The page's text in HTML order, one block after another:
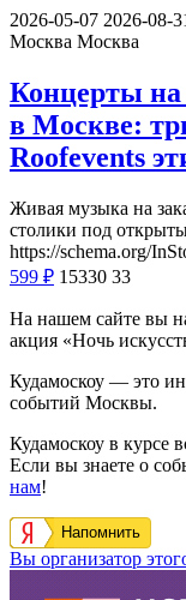
2026-05-07 2026-08-
Москва Москва
Концерты
в Москве:
Roofevents
Живая музыка на
столики под
https://schema.org/
599 ₽ 15330 33
На нашем сайте вы
акция «Ночь
Кудамоскоу — это
событий Москвы.
Кудамоскоу в курсе
Если вы знаете о
нам!
Напомнить
Вы организатор